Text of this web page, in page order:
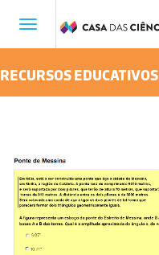
Toggle
RECURSOS EDUCATIVOS